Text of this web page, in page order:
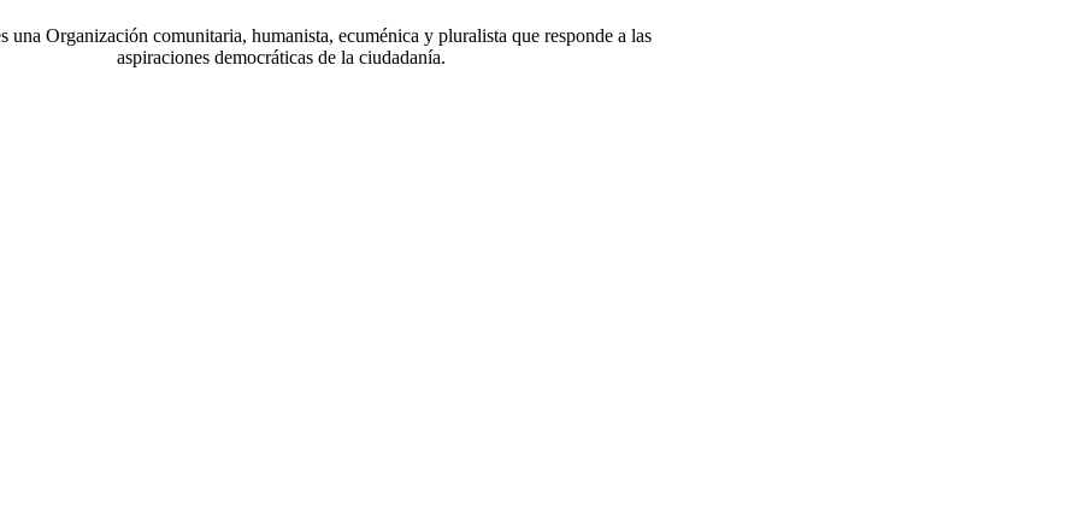
una Organización comunitaria, humanista, ecuménica y pluralista que responde a las
aspiraciones democráticas de la ciudadanía.